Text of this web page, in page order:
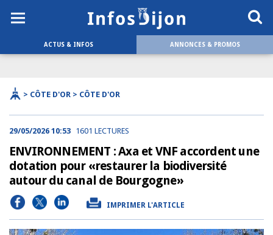
ACTUS & INFOS ANNONCES & PROMOS
> CÔTE D'OR > CÔTE D'OR
29/05/2026 10:53 1601 LECTURES
ENVIRONNEMENT : Axa et VNF accordent une
dotation pour «restaurer la biodiversité
autour du canal de Bourgogne»
IMPRIMER L'ARTICLE